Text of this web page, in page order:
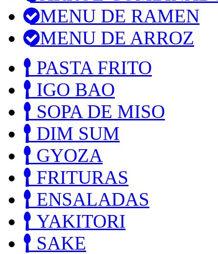
MENU DE RAMEN
MENU DE ARROZ
PASTA FRITO
IGO BAO
SOPA DE MISO
DIM SUM
GYOZA
FRITURAS
ENSALADAS
YAKITORI
SAKE